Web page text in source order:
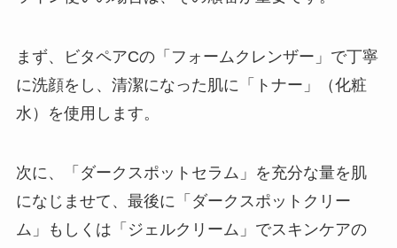
まず、ビタペアCの「フォームクレンザー」で丁寧
に洗顔をし、清潔になった肌に「トナー」（化粧
水）を使用します。
次に、「ダークスポットセラム」を充分な量を肌
になじませて、最後に「ダークスポットクリー
ム」もしくは「ジェルクリーム」でスキンケアの